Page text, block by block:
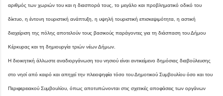
αριθμός των χωριών του και η διασπορά τους, το μεγάλο και προβληματικό οδικό του
δίκτυο, η έντονη τουριστική ανάπτυξη, η υψηλή τουριστική επισκεψιμότητα, η αστική
διαχείριση της πόλης αποτελούν τους βασικούς παράγοντες για τη διάσπαση του Δήμου
Κέρκυρας και τη δημιουργία τριών νέων Δήμων.
Η διοικητική άλλωστε αναδιοργάνωση του νησιού είναι αντικείμενο δημόσιας διαβούλευσης
στο νησί από καιρό και απηχεί την πλειοψηφία τόσο του Δημοτικού Συμβουλίου όσο και του
Περιφερειακού Συμβουλίου, όπως αποτυπώνονται στις σχετικές αποφάσεις των οργάνων